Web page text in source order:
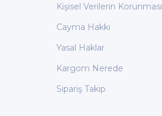
Kişisel Verilerin Korunması
Cayma Hakkı
Yasal Haklar
Kargom Nerede
Sipariş Takip